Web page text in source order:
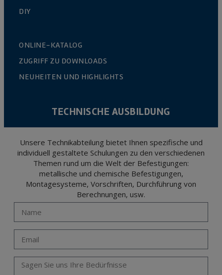
DIY
ONLINE-KATALOG
ZUGRIFF ZU DOWNLOADS
NEUHEITEN UND HIGHLIGHTS
TECHNISCHE AUSBILDUNG
Unsere Technikabteilung bietet Ihnen spezifische und
individuell gestaltete Schulungen zu den verschiedenen
Themen rund um die Welt der Befestigungen:
metallische und chemische Befestigungen,
Montagesysteme, Vorschriften, Durchführung von
Berechnungen, usw.